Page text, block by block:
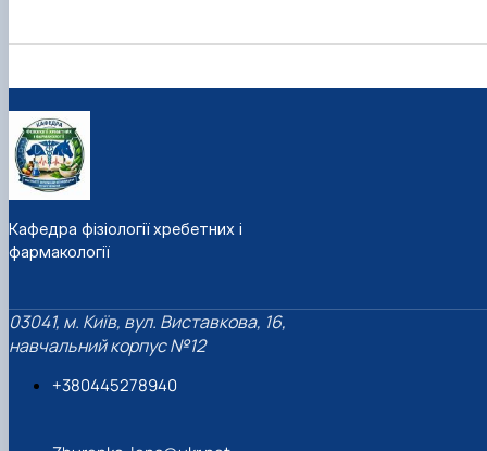
Кафедра фізіології хребетних і
фармакології
03041, м. Київ, вул. Виставкова, 16,
навчальний корпус №12
+380445278940